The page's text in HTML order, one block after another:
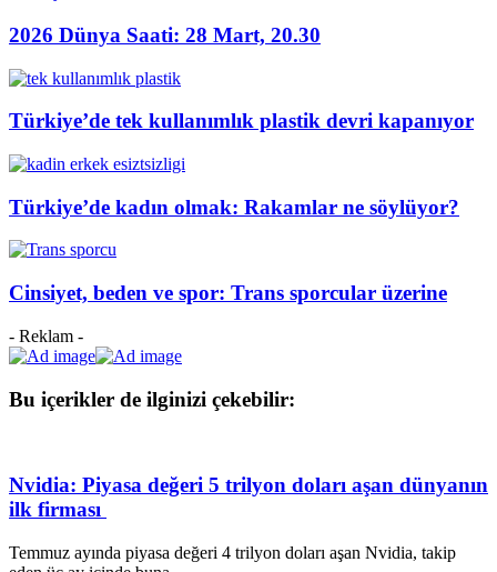
2026 Dünya Saati: 28 Mart, 20.30
Türkiye’de tek kullanımlık plastik devri kapanıyor
Türkiye’de kadın olmak: Rakamlar ne söylüyor?
Cinsiyet, beden ve spor: Trans sporcular üzerine
- Reklam -
Bu içerikler de ilginizi çekebilir:
Nvidia: Piyasa değeri 5 trilyon doları aşan dünyanın
ilk firması
Temmuz ayında piyasa değeri 4 trilyon doları aşan Nvidia, takip